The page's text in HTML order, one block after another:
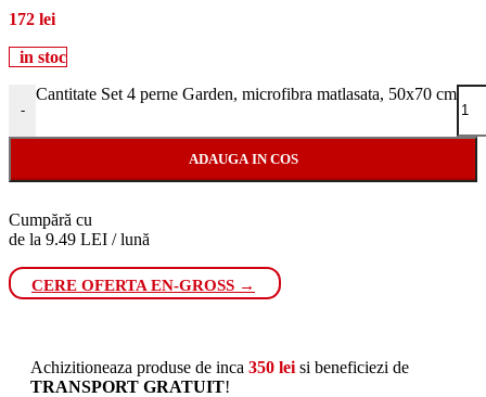
172 lei
in stoc
-
Cantitate Set 4 perne Garden, microfibra matlasata, 50x70 cm
ADAUGA IN COS
Cumpără cu
de la 9.49 LEI / lună
CERE OFERTA EN-GROSS →
Achizitioneaza produse de inca 350 lei si beneficiezi de
TRANSPORT GRATUIT!